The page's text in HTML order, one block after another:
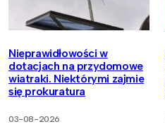
Nieprawidłowości w
dotacjach na przydomowe
wiatraki. Niektórymi zajmie
się prokuratura
03-08-2026